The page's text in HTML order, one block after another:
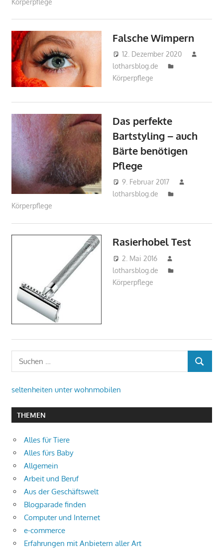
Falsche Wimpern
12. Dezember 2020
lotharsblog.de
Körperpflege
Das perfekte
Bartstyling – auch
Bärte benötigen
Pflege
9. Februar 2017
lotharsblog.de
Körperpflege
Rasierhobel Test
2. Mai 2016
lotharsblog.de
Körperpflege
Suchen
nach:
SUCHEN
seltenheiten unter wohnmobilen
THEMEN
Alles für Tiere
Alles fürs Baby
Allgemein
Arbeit und Beruf
Aus der Geschäftswelt
Blogparade finden
Computer und Internet
e-commerce
Erfahrungen mit Anbietern aller Art